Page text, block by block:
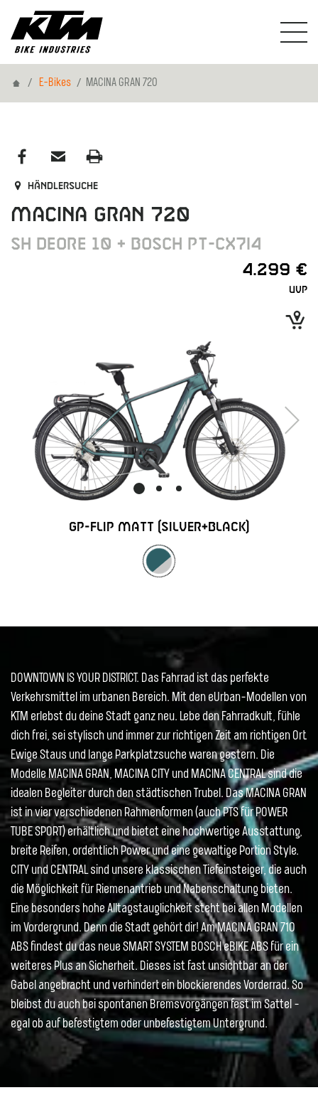
HomeE-Bikes MACINA GRAN 720
Händlersuche
MACINA GRAN 720
SH DEORE 10 + BOSCH PT-CX7I4
4.299 €
UVP
Next
GP-FLIP MATT (SILVER+BLACK)
DOWNTOWN IS YOUR DISTRICT. Das Fahrrad ist das perfekte
Verkehrsmittel im urbanen Bereich. Mit den eUrban-Modellen von
KTM erlebst du deine Stadt ganz neu. Lebe den Fahrradkult, fühle
dich frei, sei stylisch und immer zur richtigen Zeit am richtigen Ort.
Ewige Staus und lange Parkplatzsuche waren gestern. Die
Modelle MACINA GRAN, MACINA CITY und MACINA CENTRAL sind die
idealen Begleiter durch den städtischen Trubel. Das MACINA GRAN
ist in vier verschiedenen Rahmenformen (auch PTS für POWER
TUBE SPORT) erhältlich und bietet eine hochwertige Ausstattung,
breite Reifen, ordentlich Power und eine gewaltige Portion Style.
CITY und CENTRAL sind unsere klassischen Tiefeinsteiger, die auch
die Möglichkeit für Riemenantrieb und Nabenschaltung bieten.
Eine besonders hohe Alltagstauglichkeit steht bei allen Modellen
im Vordergrund. Denn die Stadt gehört dir! Am MACINA GRAN 710
ABS findest du das neue SMART SYSTEM BOSCH eBIKE ABS für ein
weiteres Plus an Sicherheit. Dieses ist fast unsichtbar an der
Gabel angebracht und verhindert ein blockierendes Vorderrad. So
bleibst du auch bei spontanen Bremsvorgängen fest im Sattel -
egal ob auf befestigtem oder unbefestigtem Untergrund.